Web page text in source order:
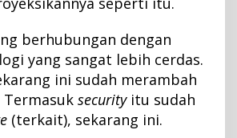
berhubungan dengan
yang sangat lebih cerdas.
ini sudah merambah
Termasuk securityitu sudah
(terkait), sekarang ini.